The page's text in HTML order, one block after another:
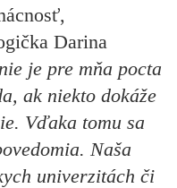
Darina
je pre mňa pocta
ak niekto dokáže
Vďaka tomu sa
Naša
univerzitách či